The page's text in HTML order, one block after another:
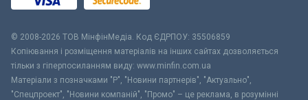
© 2008-2026 ТОВ МiнфiнМедiа. Код ЄДРПОУ: 35506859
Копіювання і розміщення матеріалів на інших сайтах дозволяється
тільки з гіперпосиланням виду: www.minfin.com.ua
Матеріали з позначками "Р", "Новини партнерів", "Актуально",
"Спецпроект", "Новини компаній", "Промо" – це реклама, в розумінні